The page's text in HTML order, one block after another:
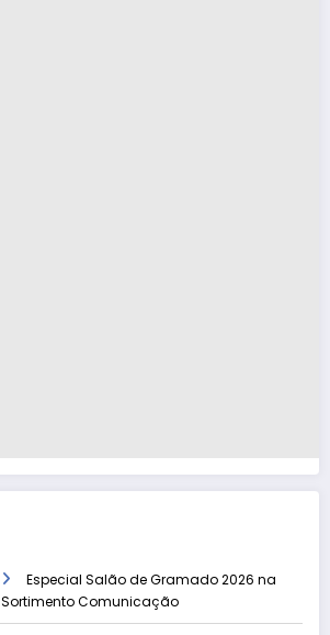
Especial Salão de Gramado 2026 na
Sortimento Comunicação